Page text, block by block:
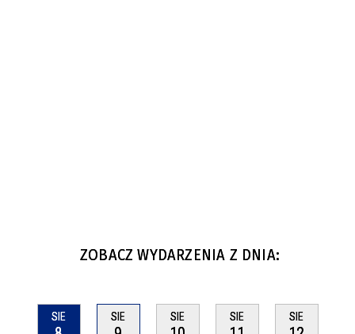
ZOBACZ WYDARZENIA Z DNIA:
SIE SIE SIE SIE SIE